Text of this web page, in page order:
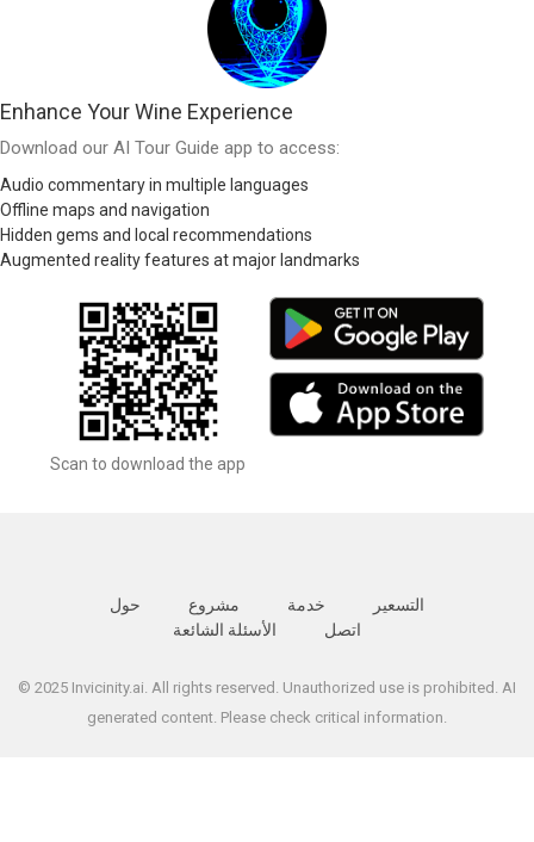
Enhance Your Wine Experience
Download our AI Tour Guide app to access:
Audio commentary in multiple languages
Offline maps and navigation
Hidden gems and local recommendations
Augmented reality features at major landmarks
Scan to download the app
حول مشروع خدمة
التسعير
الأسئلة الشائعة
اتصل
© 2025 Invicinity.ai. All rights reserved. Unauthorized use is prohibited. AI
generated content. Please check critical information.